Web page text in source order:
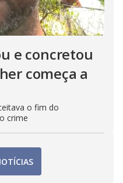
e concretou
começa a
o fim do
crime